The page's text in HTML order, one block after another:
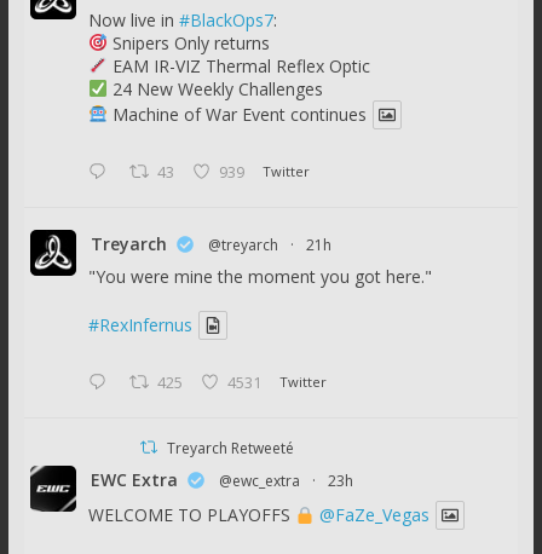
Now live in #BlackOps7:
Snipers Only returns
EAM IR-VIZ Thermal Reflex Optic
24 New Weekly Challenges
Machine of War Event continues
43 939 Twitter
Treyarch @treyarch · 21h
"You were mine the moment you got here."
#RexInfernus
425 4531 Twitter
Treyarch Retweeté
EWC Extra @ewc_extra · 23h
WELCOME TO PLAYOFFS @FaZe_Vegas